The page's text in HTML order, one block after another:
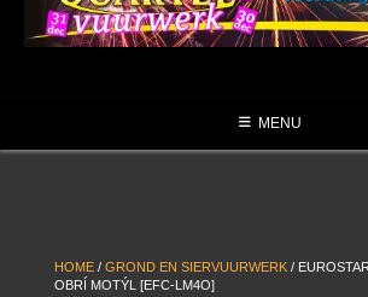
MENU
HOME / GROND EN SIERVUURWERK /
OBRÍ MOTÝL [EFC-LM4O]